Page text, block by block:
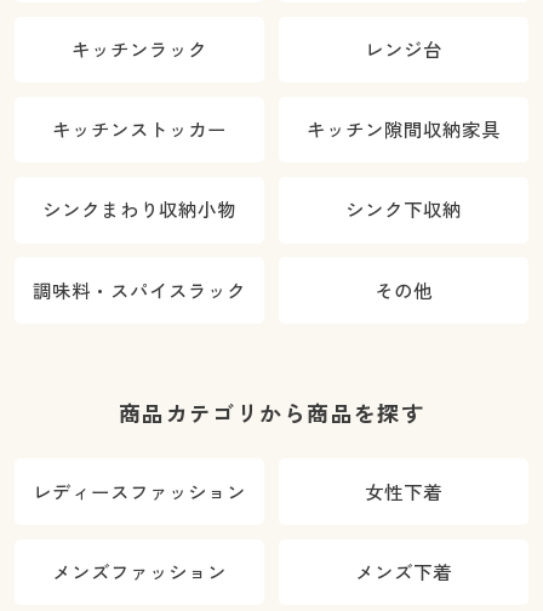
キッチンラック レンジ台
キッチンストッカー キッチン隙間収納家具
シンクまわり収納小物 シンク下収納
調味料・スパイスラック その他
商品カテゴリから商品を探す
レディースファッション 女性下着
メンズファッション メンズ下着